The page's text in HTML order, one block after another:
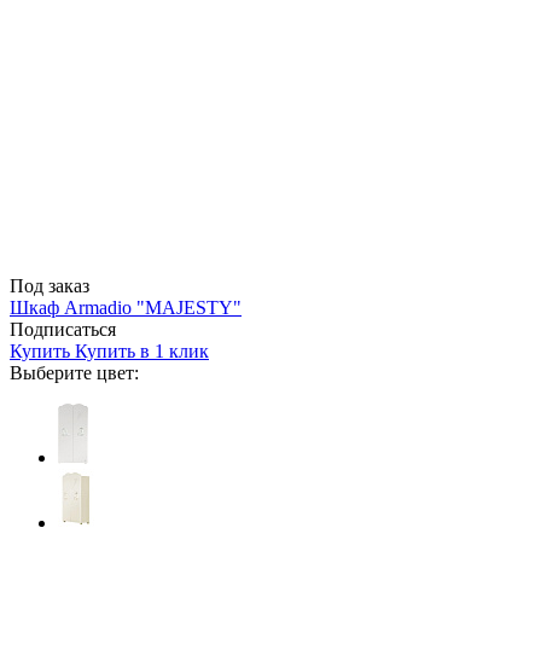
Под заказ
Шкаф Armadio "MAJESTY"
Подписаться
Купить Купить в 1 клик
Выберите цвет: